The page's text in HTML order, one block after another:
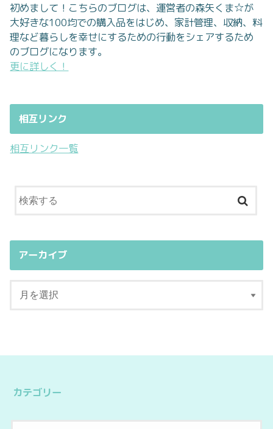
初めまして！こちらのブログは、運営者の森矢くま☆が
大好きな100均での購入品をはじめ、家計管理、収納、料
理など暮らしを幸せにするための行動をシェアするため
のブログになります。
更に詳しく！
相互リンク
相互リンク一覧
アーカイブ
カテゴリー